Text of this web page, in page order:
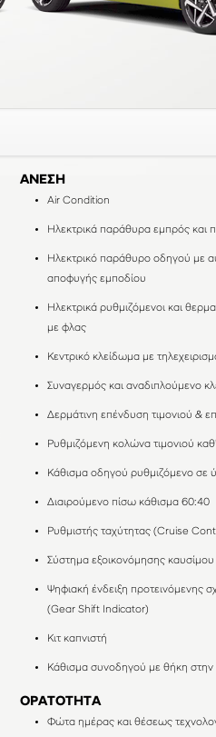
ΑΝΕΣΗ
Air Condition
Ηλεκτρικά παράθυρα εμπρός και
Hλεκτρικό παράθυρο οδηγού με
αποφυγής εμποδίου
Ηλεκτρικά ρυθμιζόμενοι και
με φλας
Κεντρικό κλείδωμα με
Συναγερμός και αναδιπλούμενο
Δερμάτινη επένδυση τιμονιού &
Ρυθμιζόμενη κολώνα τιμονιού
Κάθισμα οδηγού ρυθμιζόμενο σε
Διαιρούμενο πίσω κάθισμα 60:40
Ρυθμιστής ταχύτητας (Cruise
Σύστημα εξοικονόμησης
Ψηφιακή ένδειξη προτεινόμενης
(Gear Shift Indicator)
Κιτ καπνιστή
Κάθισμα συνοδηγού με θήκη στην
ΟΡΑΤΟΤΗΤΑ
Φώτα ημέρας και θέσεως